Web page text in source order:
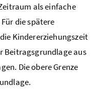
als einfache
die spätere
Kindererziehungszeit
Beitragsgrundlage aus
Die obere Grenze